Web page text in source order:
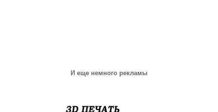
И еще немного рекламы